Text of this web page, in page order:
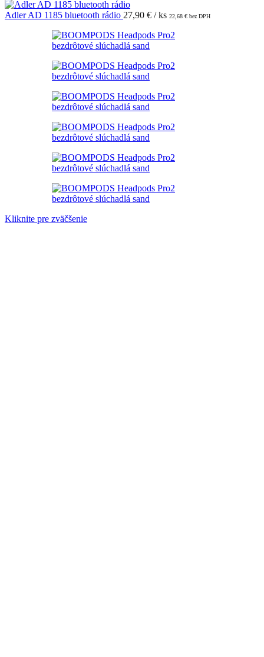
Adler AD 1185 bluetooth rádio 27,90 € / ks 22,68 € bez DPH
Kliknite pre zväčšenie